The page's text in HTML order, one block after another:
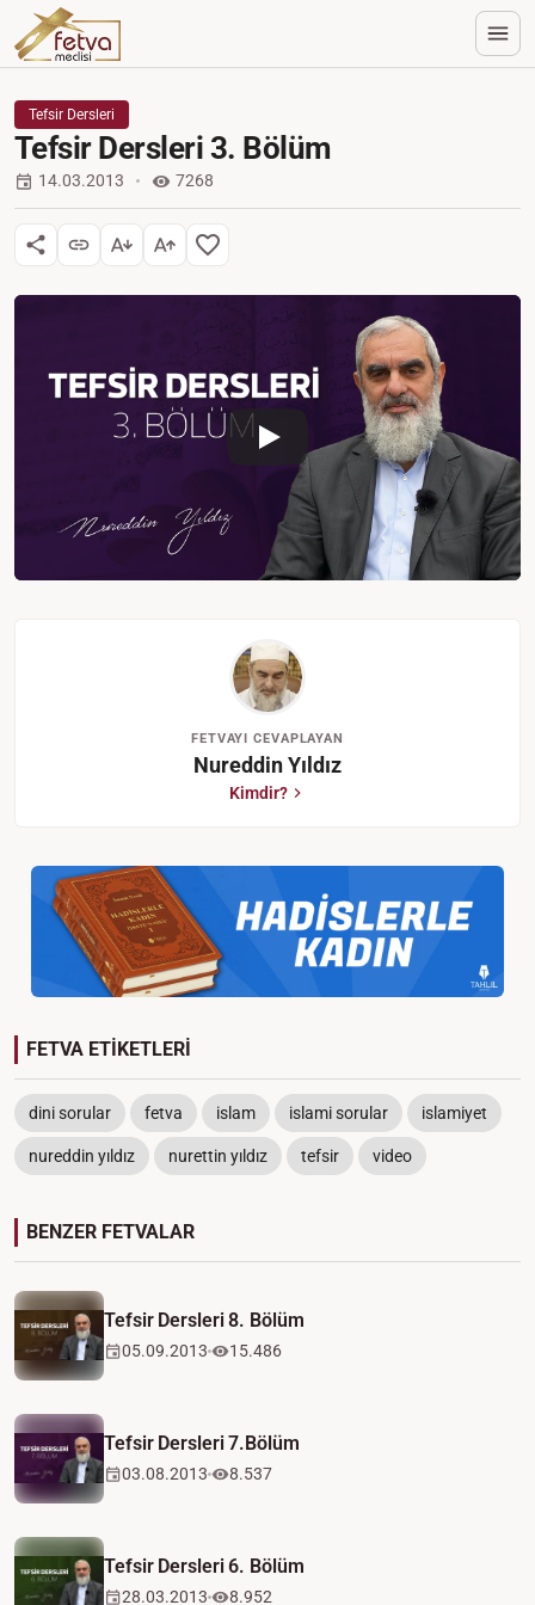
Tefsir Dersleri
Tefsir Dersleri 3. Bölüm
14.03.2013 7268
FETVAYI CEVAPLAYAN
Nureddin Yıldız
Kimdir?
FETVA ETİKETLERİ
dini sorular fetva islam islami sorular islamiyet
nureddin yıldız nurettin yıldız tefsir video
BENZER FETVALAR
Tefsir Dersleri 8. Bölüm
05.09.2013 15.486
Tefsir Dersleri 7.Bölüm
03.08.2013 8.537
Tefsir Dersleri 6. Bölüm
28.03.2013 8.952